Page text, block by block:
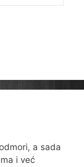
a sada
i već